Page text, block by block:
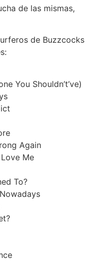
de las mismas,
de Buzzcocks
You Shouldn’t’ve)
Again
Me
To?